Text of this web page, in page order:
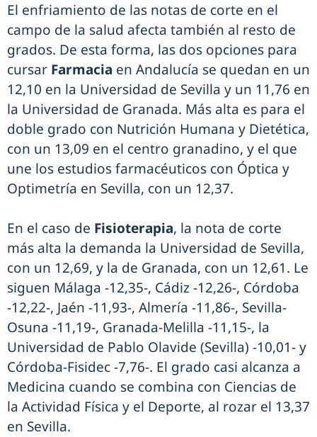
El enfriamiento de las notas de corte en el
campo de la salud afecta también al resto de
grados. De esta forma, las dos opciones para
cursar Farmacia en Andalucía se quedan en un
12,10 en la Universidad de Sevilla y un 11,76 en
la Universidad de Granada. Más alta es para el
doble grado con Nutrición Humana y Dietética,
con un 13,09 en el centro granadino, y el que
une los estudios farmacéuticos con Óptica y
Optimetría en Sevilla, con un 12,37.
En el caso de Fisioterapia, la nota de corte
más alta la demanda la Universidad de Sevilla,
con un 12,69, y la de Granada, con un 12,61. Le
siguen Málaga -12,35-, Cádiz -12,26-, Córdoba
-12,22-, Jaén -11,93-, Almería -11,86-, Sevilla-
Osuna -11,19-, Granada-Melilla -11,15-, la
Universidad de Pablo Olavide (Sevilla) -10,01- y
Córdoba-Fisidec -7,76-. El grado casi alcanza a
Medicina cuando se combina con Ciencias de
la Actividad Física y el Deporte, al rozar el 13,37
en Sevilla.